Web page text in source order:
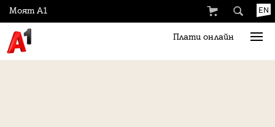
EN
Плати онлайн
Моят А1